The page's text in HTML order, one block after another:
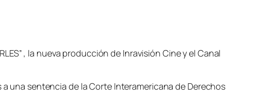
, la nueva producción de Inravisión Cine y el Canal
una sentencia de la Corte Interamericana de Derechos